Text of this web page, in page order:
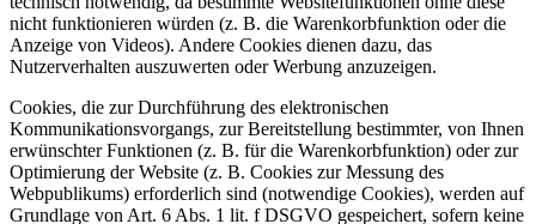
nicht funktionieren würden (z. B. die Warenkorbfunktion oder die
Anzeige von Videos). Andere Cookies dienen dazu, das
Nutzerverhalten auszuwerten oder Werbung anzuzeigen.
Cookies, die zur Durchführung des elektronischen
Kommunikationsvorgangs, zur Bereitstellung bestimmter, von Ihnen
erwünschter Funktionen (z. B. für die Warenkorbfunktion) oder zur
Optimierung der Website (z. B. Cookies zur Messung des
Webpublikums) erforderlich sind (notwendige Cookies), werden auf
Grundlage von Art. 6 Abs. 1 lit. f DSGVO gespeichert, sofern keine